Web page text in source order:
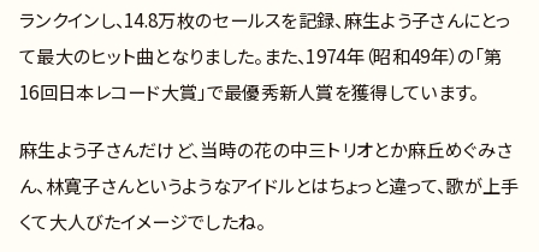
ランクインし、14.8万枚のセールスを記録、麻生よう子さんにとっ
て最大のヒット曲となりました。また、1974年（昭和49年）の「第
16回日本レコード大賞」で最優秀新人賞を獲得しています。
麻生よう子さんだけど、当時の花の中三トリオとか麻丘めぐみさ
ん、林寛子さんというようなアイドルとはちょっと違って、歌が上手
くて大人びたイメージでしたね。